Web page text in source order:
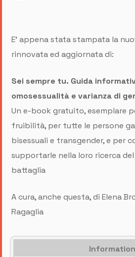
E’ appena stata stampata la
rinnovata ed aggiornata di:
Sei sempre tu. Guida
omosessualità e varianza di
Un e-book gratuito, esemplare
fruibilità, per tutte le persone
bisessuali e transgender, e per
supportarle nella loro ricerca
battaglia
A cura, anche questa, di Elena
Ragaglia
Information